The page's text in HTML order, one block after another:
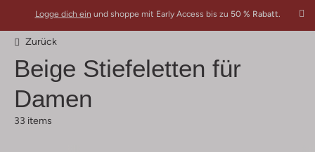
Logge dich ein und shoppe mit Early Access bis zu 50 % Rabatt.
Zurück
Beige Stiefeletten für
Damen
33 items